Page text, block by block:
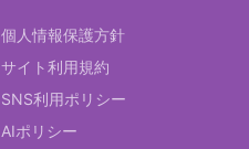
個人情報保護方針
サイト利用規約
SNS利用ポリシー
AIポリシー